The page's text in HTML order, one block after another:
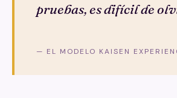
pruebas, es difícil de
— EL MODELO KAISEN